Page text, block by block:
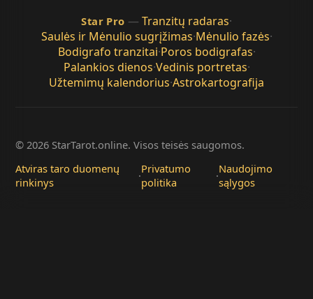
Star Pro — Tranzitų radaras·
Saulės ir Mėnulio sugrįžimas·Mėnulio fazės·
Bodigrafo tranzitai·Poros bodigrafas·
Palankios dienos·Vedinis portretas·
Užtemimų kalendorius·Astrokartografija
© 2026 StarTarot.online. Visos teisės saugomos.
Atviras taro duomenų
rinkinys
·Privatumo
politika
·Naudojimo
sąlygos